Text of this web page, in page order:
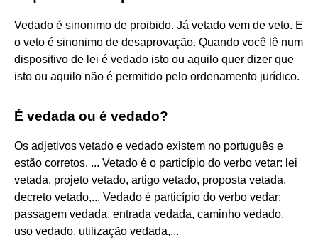
Vedado é sinonimo de proibido. Já vetado vem de veto. E
o veto é sinonimo de desaprovação. Quando você lê num
dispositivo de lei é vedado isto ou aquilo quer dizer que
isto ou aquilo não é permitido pelo ordenamento jurídico.
É vedada ou é vedado?
Os adjetivos vetado e vedado existem no português e
estão corretos. ... Vetado é o particípio do verbo vetar: lei
vetada, projeto vetado, artigo vetado, proposta vetada,
decreto vetado,... Vedado é particípio do verbo vedar:
passagem vedada, entrada vedada, caminho vedado,
uso vedado, utilização vedada,...